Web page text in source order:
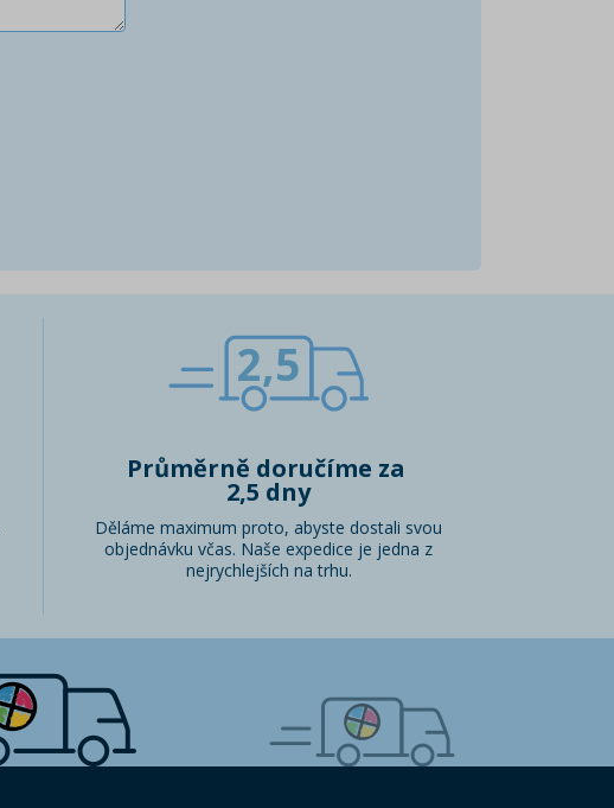
2,5
Průměrně doručíme za
2,5 dny
Děláme maximum proto, abyste dostali svou
objednávku včas. Naše expedice je jedna z
nejrychlejších na trhu.